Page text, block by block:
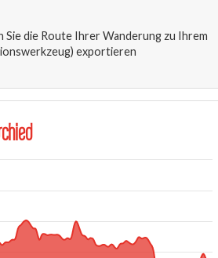
die Route Ihrer Wanderung zu Ihrem
exportieren